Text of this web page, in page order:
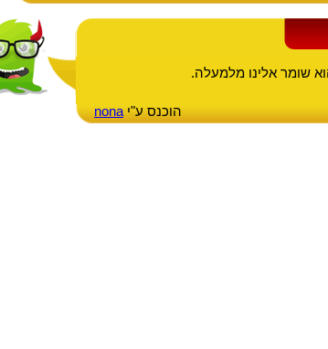
שומר אלינו מלמעלה.
הוכנס ע"י nona